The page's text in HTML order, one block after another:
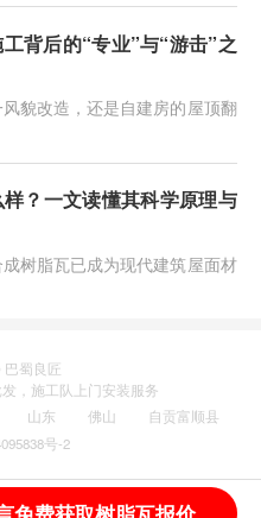
背后的“专业”与“游击”之
貌改造，还是自建房的屋顶翻
？一文读懂其科学原理与
树脂瓦已成为现代建筑屋面材
巴蜀良匠
发，施工队上门安装服务
山东 佛山
自贡富顺县
号-2